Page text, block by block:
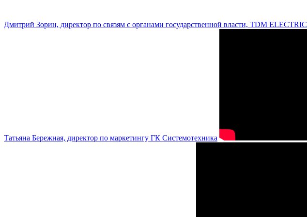
Дмитрий Зорин, директор по связям с органами государственной власти, TDM ELECTRIC
Татьяна Бережная, директор по маркетингу ГК Системотехника